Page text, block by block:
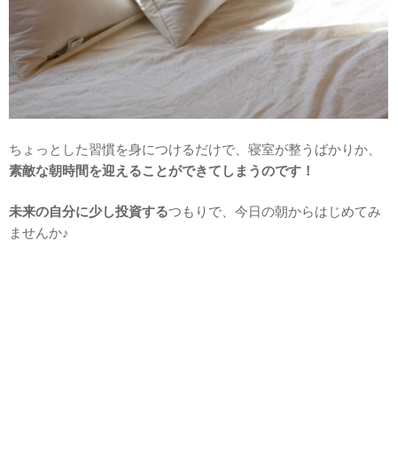
ちょっとした習慣を身につけるだけで、寝室が整うばかりか、
素敵な朝時間を迎えることができてしまうのです！
未来の自分に少し投資するつもりで、今日の朝からはじめてみ
ませんか♪